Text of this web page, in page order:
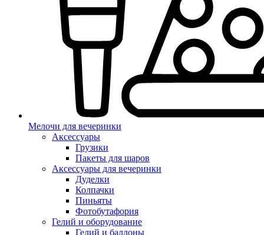
Мелочи для вечеринки
Аксессуары
Грузики
Пакеты для шаров
Аксессуары для вечеринки
Дуделки
Колпачки
Пиньяты
Фотобутафория
Гелий и оборудование
Гелий и баллоны